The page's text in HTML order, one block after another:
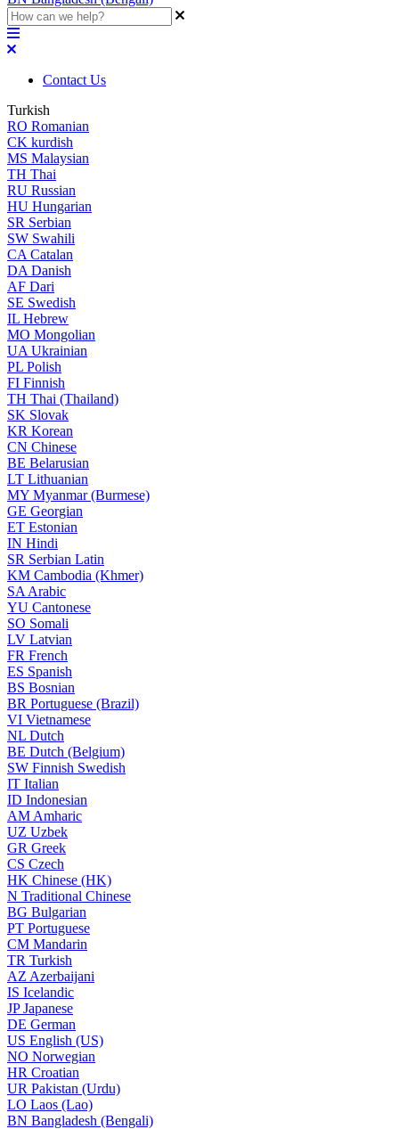
Contact Us
Turkish
RO Romanian
CK kurdish
MS Malaysian
TH Thai
RU Russian
HU Hungarian
SR Serbian
SW Swahili
CA Catalan
DA Danish
AF Dari
SE Swedish
IL Hebrew
MO Mongolian
UA Ukrainian
PL Polish
FI Finnish
TH Thai (Thailand)
SK Slovak
KR Korean
CN Chinese
BE Belarusian
LT Lithuanian
MY Myanmar (Burmese)
GE Georgian
ET Estonian
IN Hindi
SR Serbian Latin
KM Cambodia (Khmer)
SA Arabic
YU Cantonese
SO Somali
LV Latvian
FR French
ES Spanish
BS Bosnian
BR Portuguese (Brazil)
VI Vietnamese
NL Dutch
BE Dutch (Belgium)
SW Finnish Swedish
IT Italian
ID Indonesian
AM Amharic
UZ Uzbek
GR Greek
CS Czech
HK Chinese (HK)
N Traditional Chinese
BG Bulgarian
PT Portuguese
CM Mandarin
TR Turkish
AZ Azerbaijani
IS Icelandic
JPJapanese
DE German
US English (US)
NO Norwegian
HR Croatian
UR Pakistan (Urdu)
LO Laos (Lao)
BN Bangladesh (Bengali)